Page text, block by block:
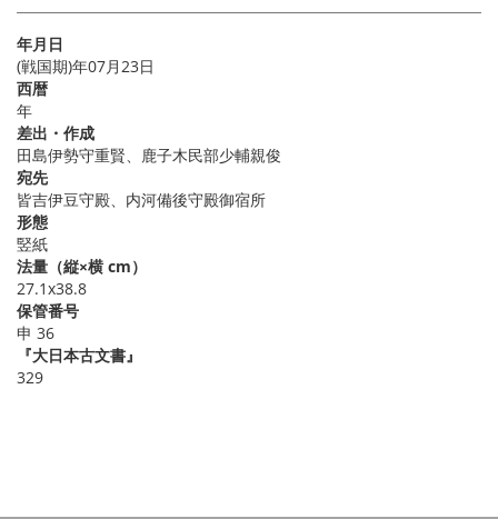
年月日
(戦国期)年07月23日
西暦
年
差出・作成
田島伊勢守重賢、鹿子木民部少輔親俊
宛先
皆吉伊豆守殿、内河備後守殿御宿所
形態
竪紙
法量（縦×横 cm）
27.1x38.8
保管番号
申 36
『大日本古文書』
329